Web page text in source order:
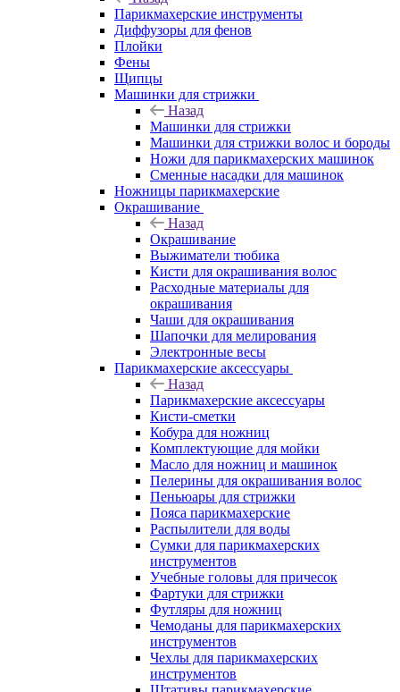
Парикмахерские инструменты
Диффузоры для фенов
Плойки
Фены
Щипцы
Машинки для стрижки
Назад
Машинки для стрижки
Машинки для стрижки волос и бороды
Ножи для парикмахерских машинок
Сменные насадки для машинок
Ножницы парикмахерские
Окрашивание
Назад
Окрашивание
Выжиматели тюбика
Кисти для окрашивания волос
Расходные материалы для
окрашивания
Чаши для окрашивания
Шапочки для мелирования
Электронные весы
Парикмахерские аксессуары
Назад
Парикмахерские аксессуары
Кисти-сметки
Кобура для ножниц
Комплектующие для мойки
Масло для ножниц и машинок
Пелерины для окрашивания волос
Пеньюары для стрижки
Пояса парикмахерские
Распылители для воды
Сумки для парикмахерских
инструментов
Учебные головы для причесок
Фартуки для стрижки
Футляры для ножниц
Чемоданы для парикмахерских
инструментов
Чехлы для парикмахерских
инструментов